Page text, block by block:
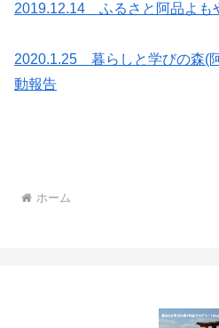
2019.12.14 ふるさと阿品よも
2020.1.25 暮らしと学びの森(
動報告
ホーム